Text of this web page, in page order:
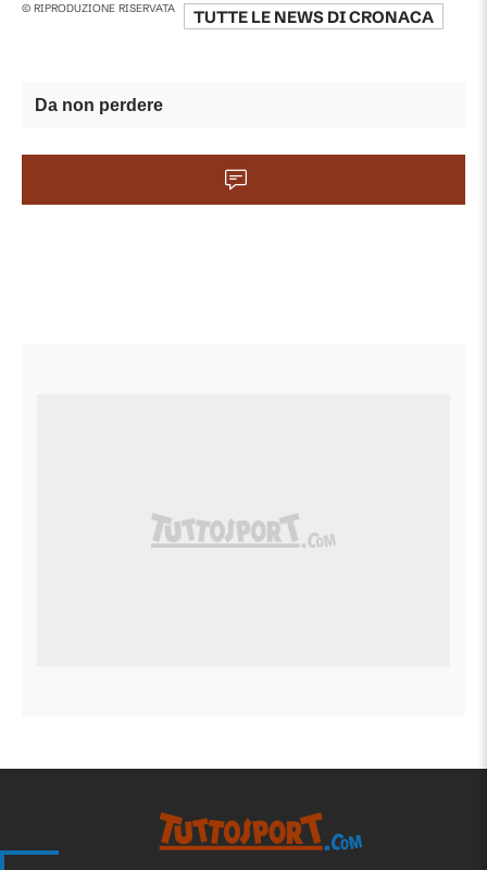
© RIPRODUZIONE RISERVATA TUTTE LE NEWS DICRONACA
Da non perdere